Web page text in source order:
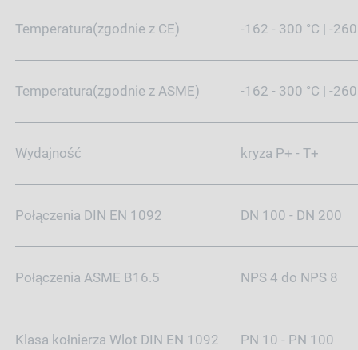
Temperatura(zgodnie z CE) -162 - 300 °C | -
Temperatura(zgodnie z ASME) -162 - 300 °C | -
Wydajność kryza P+ - T+
Połączenia DIN EN 1092 DN 100 - DN 200
Połączenia ASME B16.5 NPS 4 do NPS 8
Klasa kołnierza Wlot DIN EN 1092 PN 10 - PN 100